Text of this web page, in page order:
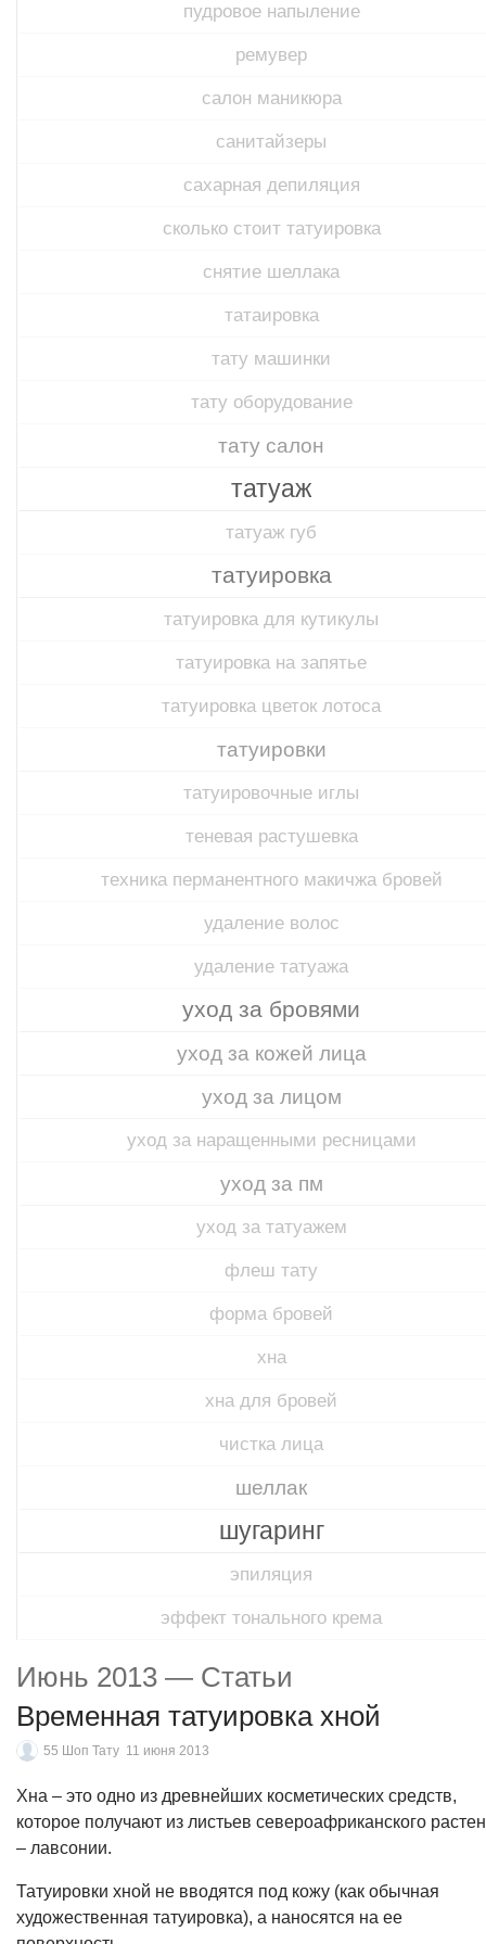
пудровое напыление
ремувер
салон маникюра
санитайзеры
сахарная депиляция
сколько стоит татуировка
снятие шеллака
татаировка
тату машинки
тату оборудование
тату салон
татуаж
татуаж губ
татуировка
татуировка для кутикулы
татуировка на запятье
татуировка цветок лотоса
татуировки
татуировочные иглы
теневая растушевка
техника перманентного макичжа бровей
удаление волос
удаление татуажа
уход за бровями
уход за кожей лица
уход за лицом
уход за наращенными ресницами
уход за пм
уход за татуажем
флеш тату
форма бровей
хна
хна для бровей
чистка лица
шеллак
шугаринг
эпиляция
эффект тонального крема
Июнь 2013 — Статьи
Временная татуировка хной
55 Шоп Тату 11 июня 2013
Хна – это одно из древнейших косметических средств,
которое получают из листьев североафриканского
– лавсонии.
Татуировки хной не вводятся под кожу (как обычная
художественная татуировка), а наносятся на ее